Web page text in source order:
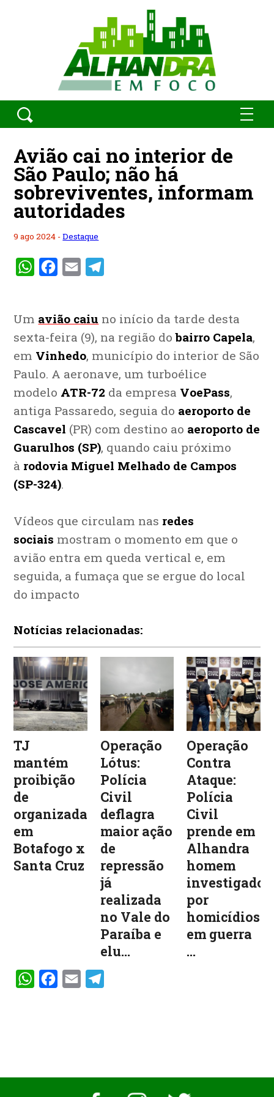
Avião cai no interior de
São Paulo; não há
sobreviventes, informam
autoridades
9 ago 2024 -Destaque
WhatsAppFacebook
Email
Um avião caiu no início da tarde desta
sexta-feira (9), na região dobairro Capela,
em Vinhedo, município do interior de São
Paulo. A aeronave, um turboélice
modelo ATR-72 da empresa VoePass,
antiga Passaredo, seguia do aeroporto de
Cascavel (PR) com destino ao aeroporto de
Guarulhos (SP), quando caiu próximo
à rodovia Miguel Melhado de Campos
(SP-324).
Vídeos que circulam nas redes
sociais mostram o momento em que o
avião entra em queda vertical e, em
seguida, a fumaça que se ergue do local
do impacto
Notícias relacionadas:
TJ
mantém
proibição
de
organizadas
em
Botafogo x
Santa Cruz
Operação
Lótus:
Polícia
Civil
deflagra
maior ação
de
repressão
já
realizada
no Vale do
Paraíba e
elu...
Operação
Contra
Ataque:
Polícia
Civil
prende em
Alhandra
homem
investigado
por
homicídios
em guerra
...
WhatsAppFacebook
Email